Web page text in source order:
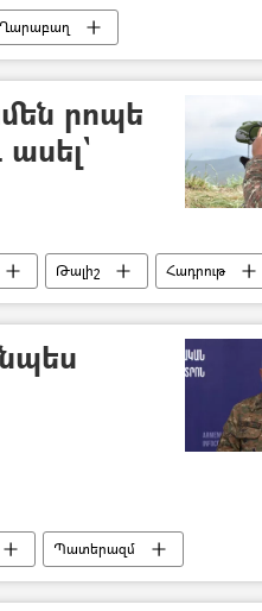
Ղարաբաղ
հրադադար
րոպե
Թալիշ
Հադրութ
Պատերազմ